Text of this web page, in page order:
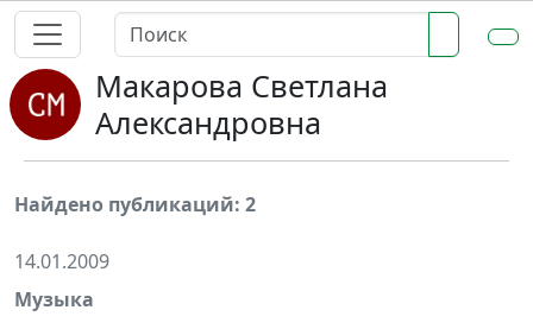
Макарова Светлана
Александровна
Найдено публикаций: 2
14.01.2009
Музыка